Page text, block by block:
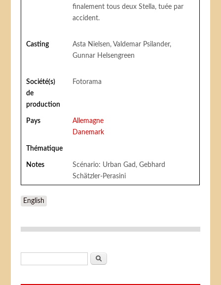
finalement tous deux Stella, tuée par
accident.
Casting
Asta Nielsen, Valdemar Psilander,
Gunnar Helsengreen
Société(s)
de
production
Fotorama
Pays
Allemagne
Danemark
Thématique
Notes
Scénario: Urban Gad, Gebhard
Schätzler-Perasini
English
Formulaire de recherche
Rechercher